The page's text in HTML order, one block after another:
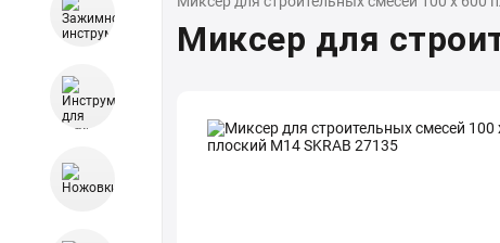
Миксер для